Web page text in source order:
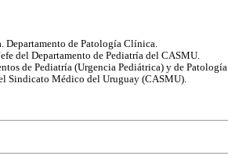
Departamento de Patología Clínica.
del Departamento de Pediatría del CASMU.
de Pediatría (Urgencia Pediátrica) y de Patología
Sindicato Médico del Uruguay (CASMU).